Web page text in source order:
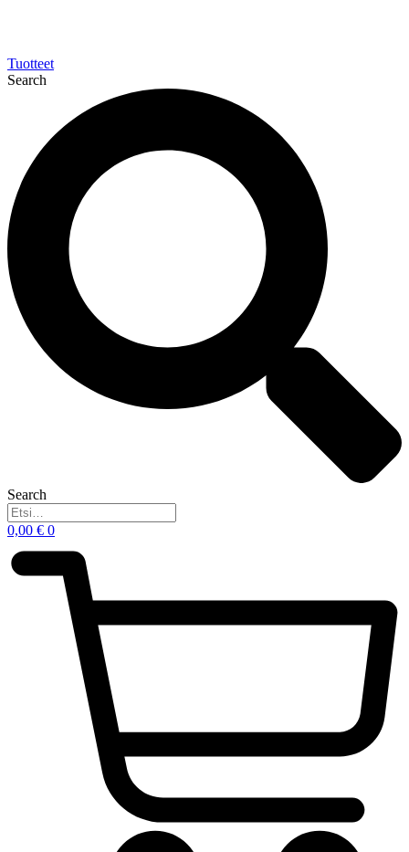
Tuotteet
Search
Search
0,00 € 0